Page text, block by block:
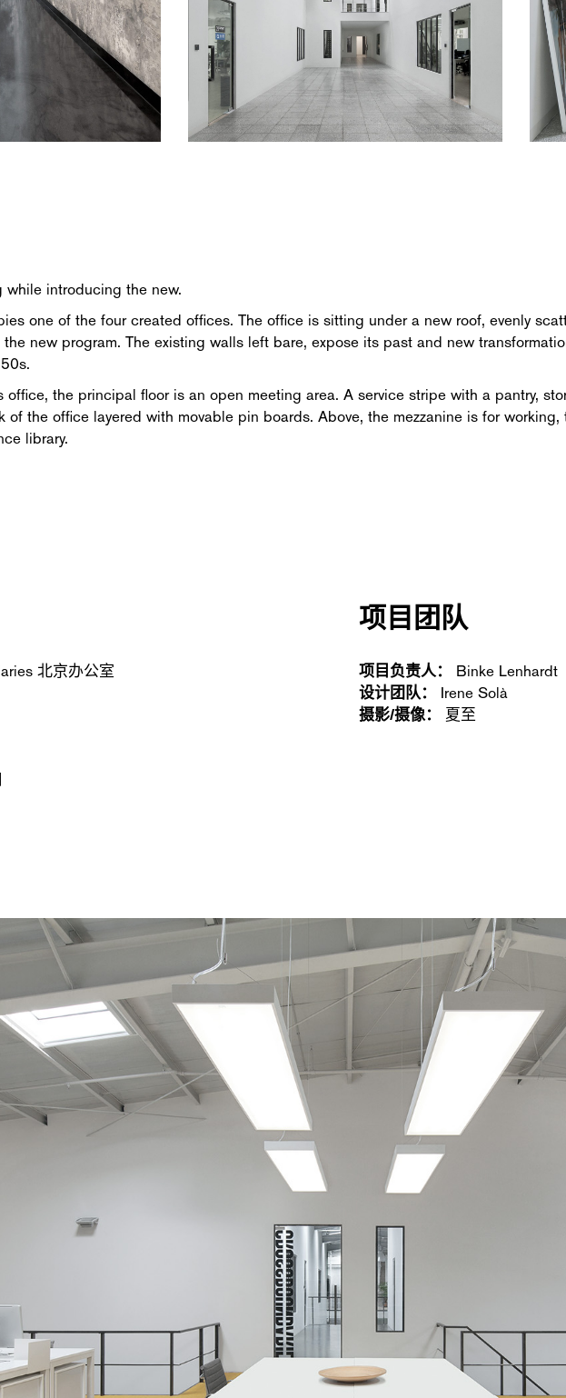
while introducing the new.
one of the four created offices. The office is sitting under a new roof, evenly
the new program. The existing walls left bare, expose its past and new
office, the principal floor is an open meeting area. A service stripe with a pantry,
of the office layered with movable pin boards. Above, the mezzanine is for
library.
北京办公室
项目团队
项目负责人：
Binke Lenhardt
设计团队：
Irene Solà
摄影/摄像：
夏至